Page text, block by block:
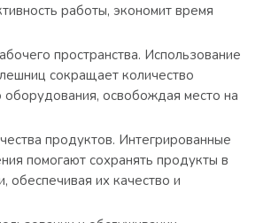
работы, экономит время
пространства. Использование
сокращает количество
оборудования, освобождая место на
продуктов. Интегрированные
помогают сохранять продукты в
обеспечивая их качество и